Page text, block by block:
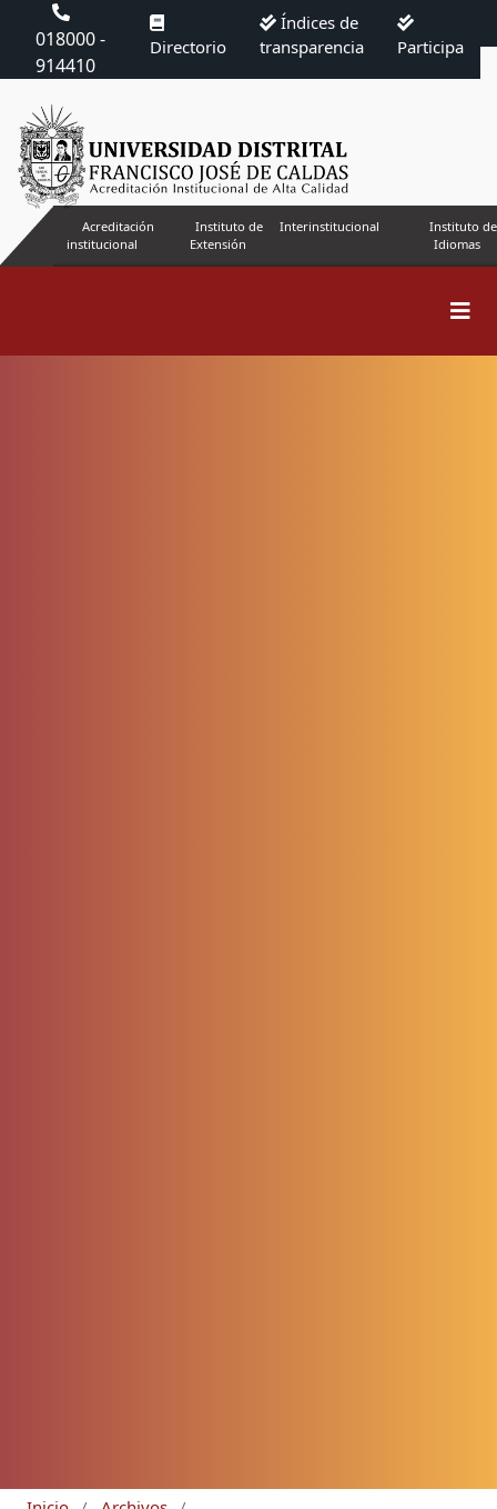
018000 -
914410
Directorio
Índices de
transparencia
Participa
Acreditación
institucional
Instituto de
Extensión
Interinstitucional
Instituto de
Idiomas